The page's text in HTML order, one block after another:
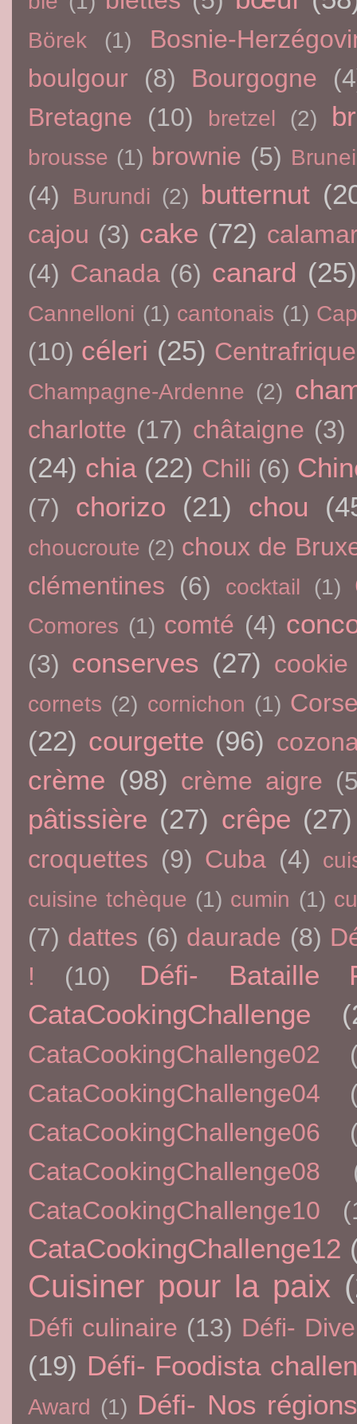
Börek (1)
Bosnie-
boulgour
(8) Bourgogne
Bretagne
(10) bretzel (2)
brousse (1) brownie (5) Brunei
(4) Burundi (2) butternut
cajou (3) cake (72)
(4) Canada (6) canard (25)
Cannelloni (1) cantonais (1)
(10) céleri (25) Centrafrique
Champagne-Ardenne (2)
charlotte (17) châtaigne (3)
(24) chia (22) Chili (6)
(7) chorizo (21) chou
choucroute (2) choux de
clémentines (6) cocktail (1)
Comores (1) comté (4)
(3) conserves (27) cookie
cornets (2) cornichon (1)
(22) courgette (96)
crème (98) crème aigre
pâtissière (27) crêpe (27)
croquettes (9) Cuba (4)
cuisine tchèque (1) cumin (1)
(7) dattes (6) daurade (8)
!
(10)
Défi- Bataille
CataCookingChallenge
CataCookingChallenge02
CataCookingChallenge04
CataCookingChallenge06
CataCookingChallenge08
CataCookingChallenge10
CataCookingChallenge12
Cuisiner pour la paix
Défi culinaire (13) Défi-
(19) Défi- Foodista
Award (1) Défi- Nos